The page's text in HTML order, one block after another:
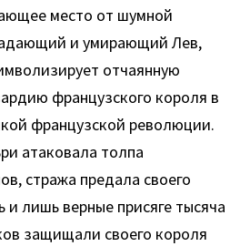
место от шумной
и умирающий Лев,
отчаянную
французского короля в
французской революции.
атаковала толпа
стража предала своего
и лишь верные присяге тысяча
защищали своего короля